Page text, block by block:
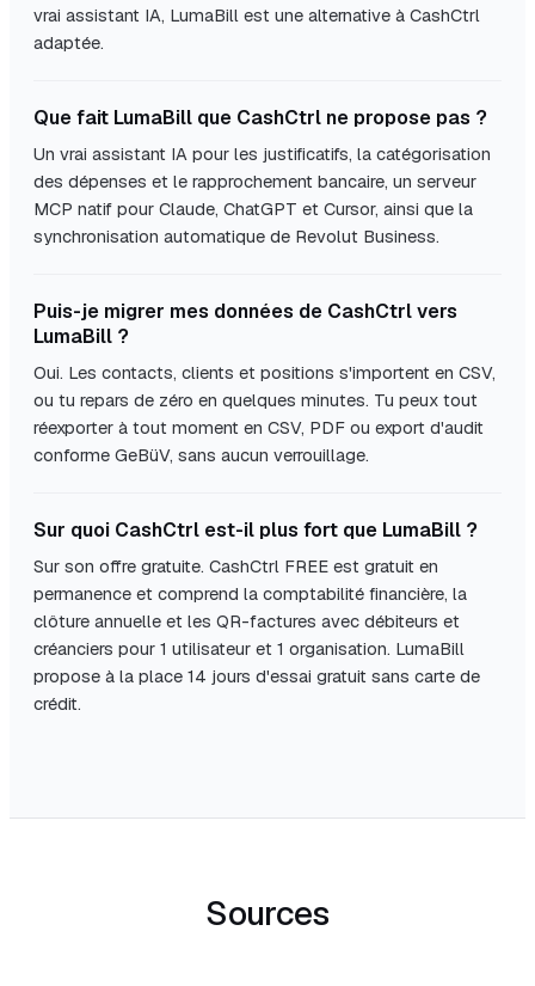
vrai assistant IA, LumaBill est une alternative à CashCtrl
adaptée.
Que fait LumaBill que CashCtrl ne propose pas ?
Un vrai assistant IA pour les justificatifs, la catégorisation
des dépenses et le rapprochement bancaire, un serveur
MCP natif pour Claude, ChatGPT et Cursor, ainsi que la
synchronisation automatique de Revolut Business.
Puis-je migrer mes données de CashCtrl vers
LumaBill ?
Oui. Les contacts, clients et positions s'importent en CSV,
ou tu repars de zéro en quelques minutes. Tu peux tout
réexporter à tout moment en CSV, PDF ou export d'audit
conforme GeBüV, sans aucun verrouillage.
Sur quoi CashCtrl est-il plus fort que LumaBill ?
Sur son offre gratuite. CashCtrl FREE est gratuit en
permanence et comprend la comptabilité financière, la
clôture annuelle et les QR-factures avec débiteurs et
créanciers pour 1 utilisateur et 1 organisation. LumaBill
propose à la place 14 jours d'essai gratuit sans carte de
crédit.
Sources